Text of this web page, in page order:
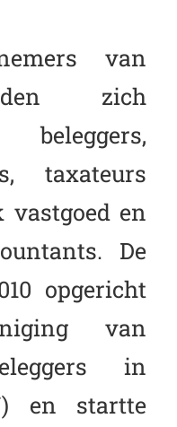
van
zich
taxateurs
en
De
opgericht
van
in
en startte